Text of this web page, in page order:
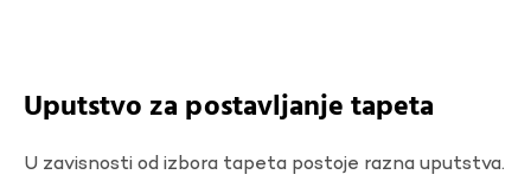
Uputstvo za postavljanje tapeta
U zavisnosti od izbora tapeta postoje razna uputstva.